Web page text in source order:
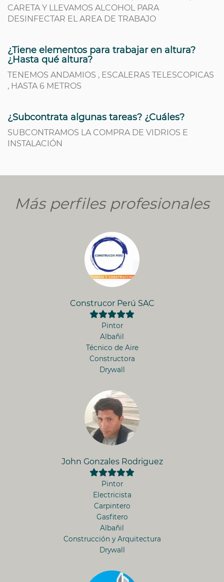
CARETA Y LLEVAMOS ALCOHOL PARA
DESINFECTAR EL AREA DE TRABAJO
¿Tiene elementos para trabajar en altura?
¿Hasta qué altura?
TENEMOS ANDAMIOS , ESCALERAS TELESCOPICAS
, HASTA 6 METROS
¿Subcontrata algunas tareas? ¿Cuáles?
SUBCONTRAMOS LA COMPRA DE VIDRIOS E
INSTALACIÓN
Más perfiles profesionales
Construcor Perú SAC
Pintor
Albañil
Técnico de Aire
Constructora
Drywall
John Gonzales Rodriguez
Pintor
Electricista
Carpintero
Gasfitero
Albañil
Construcción y Arquitectura
Drywall